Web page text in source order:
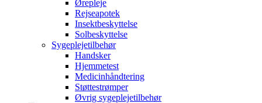
Ørepleje
Rejseapotek
Insektbeskyttelse
Solbeskyttelse
Sygeplejetilbehør
Handsker
Hjemmetest
Medicinhåndtering
Støttestrømper
Øvrig sygeplejetilbehør